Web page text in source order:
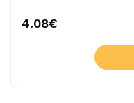
4.08€